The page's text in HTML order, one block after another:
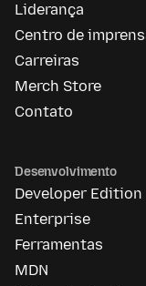
Liderança
Centro de
Carreiras
Merch Store
Contato
Desenvolvimento
Developer Edition
Enterprise
Ferramentas
MDN